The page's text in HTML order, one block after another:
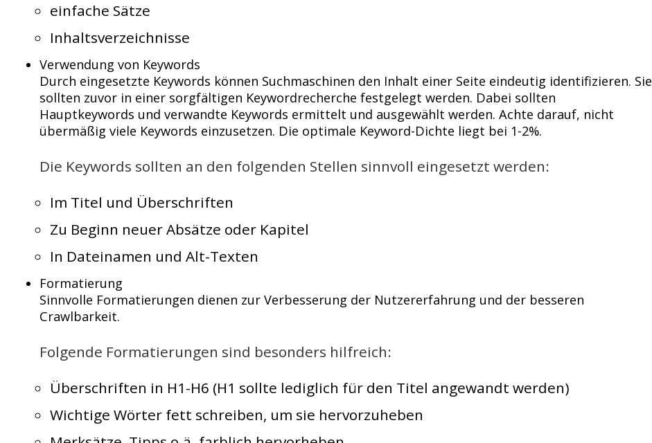
einfache Sätze
Inhaltsverzeichnisse
Verwendung von Keywords
Durch eingesetzte Keywords können Suchmaschinen den Inhalt einer Seite eindeutig identifizieren. Sie
sollten zuvor in einer sorgfältigen Keywordrecherche festgelegt werden. Dabei sollten
Hauptkeywords und verwandte Keywords ermittelt und ausgewählt werden. Achte darauf, nicht
übermäßig viele Keywords einzusetzen. Die optimale Keyword-Dichte liegt bei 1-2%.
Die Keywords sollten an den folgenden Stellen sinnvoll eingesetzt werden:
Im Titel und Überschriften
Zu Beginn neuer Absätze oder Kapitel
In Dateinamen und Alt-Texten
Formatierung
Sinnvolle Formatierungen dienen zur Verbesserung der Nutzererfahrung und der besseren
Crawlbarkeit.
Folgende Formatierungen sind besonders hilfreich:
Überschriften in H1-H6 (H1 sollte lediglich für den Titel angewandt werden)
Wichtige Wörter fett schreiben, um sie hervorzuheben